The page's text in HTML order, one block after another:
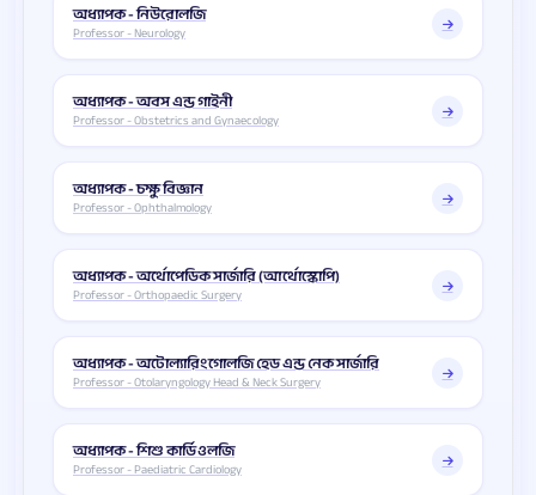
অধ্যাপক - নিউরোলজি
Professor - Neurology
অধ্যাপক - অবস এন্ড গাইনী
Professor - Obstetrics and Gynaecology
অধ্যাপক - চক্ষু বিজ্ঞান
Professor - Ophthalmology
অধ্যাপক - অর্থোপেডিক সার্জারি (আর্থোস্কোপি)
Professor - Orthopaedic Surgery
অধ্যাপক - অটোল্যারিংগোলজি হেড এন্ড নেক সার্জারি
Professor - Otolaryngology Head & Neck Surgery
অধ্যাপক - শিশু কার্ডিওলজি
Professor - Paediatric Cardiology